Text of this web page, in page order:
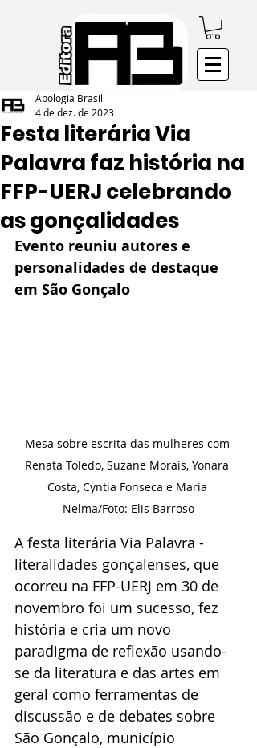
Festa literária Via
Palavra faz história na
FFP-UERJ celebrando
as gonçalidades
Apologia Brasil
4 de dez. de 2023
Evento reuniu autores e
personalidades de destaque
em São Gonçalo
Mesa sobre escrita das mulheres com
Renata Toledo, Suzane Morais, Yonara
Costa, Cyntia Fonseca e Maria
Nelma/Foto: Elis Barroso
A festa literária Via Palavra -
literalidades gonçalenses, que
ocorreu na FFP-UERJ em 30 de
novembro foi um sucesso, fez
história e cria um novo
paradigma de reflexão usando-
se da literatura e das artes em
geral como ferramentas de
discussão e de debates sobre
São Gonçalo, município